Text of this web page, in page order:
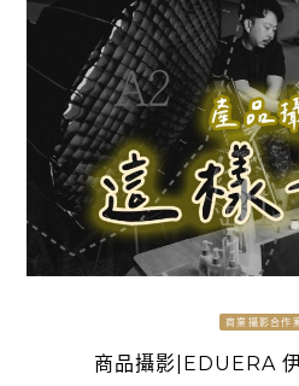
商業攝影合作
商品攝影|EDUERA